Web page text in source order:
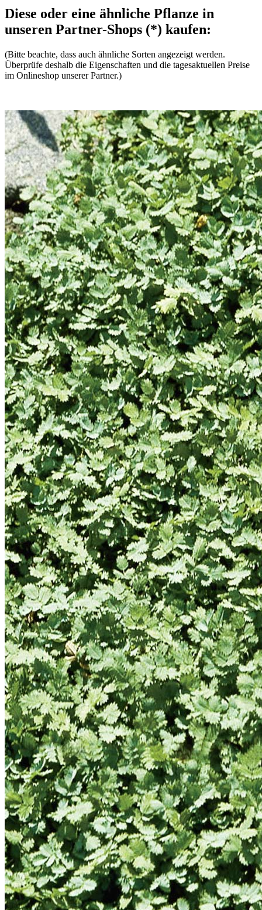
Diese oder eine ähnliche Pflanze in
unseren Partner-Shops (*) kaufen:
(Bitte beachte, dass auch ähnliche Sorten angezeigt werden.
Überprüfe deshalb die Eigenschaften und die tagesaktuellen Preise
im Onlineshop unserer Partner.)